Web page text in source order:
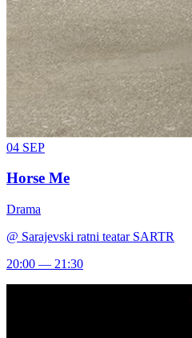
04 SEP
Horse Me
Drama
@ Sarajevski ratni teatar SARTR
20:00 — 21:30